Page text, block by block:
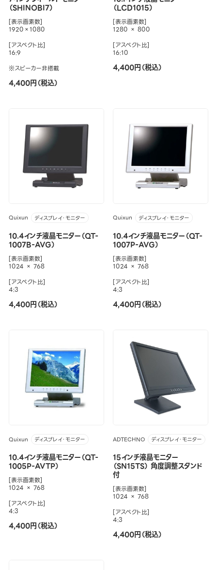
（SHINOBI7）
[表示画素数]
1920×1080
[アスペクト比]
16:9
※スピーカー非搭載
4,400円（税込）
（LCD1015）
[表示画素数]
1280 × 800
[アスペクト比]
16:10
4,400円（税込）
Quixun ディスプレイ・モニター
10.4インチ液晶モニター（QT-
1007B-AVG）
[表示画素数]
1024 × 768
[アスペクト比]
4:3
4,400円（税込）
Quixun ディスプレイ・モニター
10.4インチ液晶モニター（QT-
1007P-AVG）
[表示画素数]
1024 × 768
[アスペクト比]
4:3
4,400円（税込）
Quixun ディスプレイ・モニター
10.4インチ液晶モニター（QT-
1005P-AVTP）
[表示画素数]
1024 × 768
[アスペクト比]
4:3
4,400円（税込）
ADTECHNO ディスプレイ・モニター
15インチ液晶モニター
（SN15TS） 角度調整スタンド
付
[表示画素数]
1024 × 768
[アスペクト比]
4:3
4,400円（税込）